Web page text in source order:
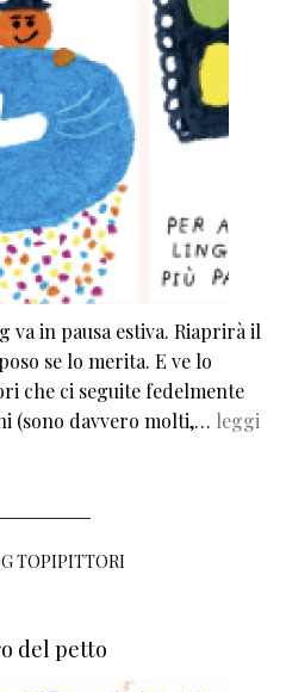
va in pausa estiva. Riaprirà il
se lo merita. E ve lo
che ci seguite fedelmente
(sono davvero molti,… leggi
TOPIPITTORI
del petto